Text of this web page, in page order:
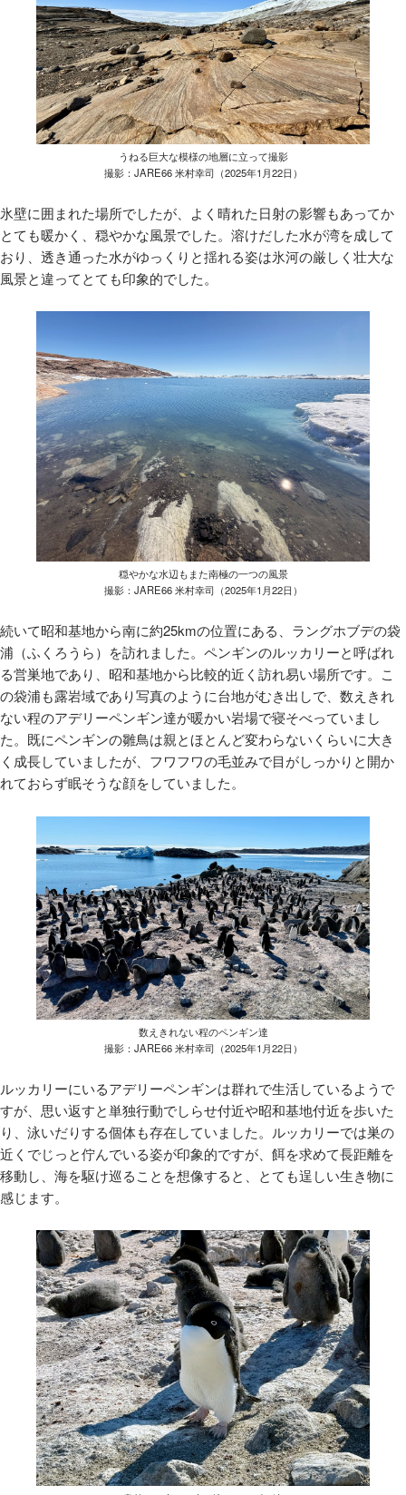
うねる巨大な模様の地層に立って撮影
撮影：JARE66 米村幸司（2025年1月22日）
氷壁に囲まれた場所でしたが、よく晴れた日射の影響もあってか
とても暖かく、穏やかな風景でした。溶けだした水が湾を成して
おり、透き通った水がゆっくりと揺れる姿は氷河の厳しく壮大な
風景と違ってとても印象的でした。
穏やかな水辺もまた南極の一つの風景
撮影：JARE66 米村幸司（2025年1月22日）
続いて昭和基地から南に約25kmの位置にある、ラングホブデの袋
浦（ふくろうら）を訪れました。ペンギンのルッカリーと呼ばれ
る営巣地であり、昭和基地から比較的近く訪れ易い場所です。こ
の袋浦も露岩域であり写真のように台地がむき出しで、数えきれ
ない程のアデリーペンギン達が暖かい岩場で寝そべっていまし
た。既にペンギンの雛鳥は親とほとんど変わらないくらいに大き
く成長していましたが、フワフワの毛並みで目がしっかりと開か
れておらず眠そうな顔をしていました。
数えきれない程のペンギン達
撮影：JARE66 米村幸司（2025年1月22日）
ルッカリーにいるアデリーペンギンは群れで生活しているようで
すが、思い返すと単独行動でしらせ付近や昭和基地付近を歩いた
り、泳いだりする個体も存在していました。ルッカリーでは巣の
近くでじっと佇んでいる姿が印象的ですが、餌を求めて長距離を
移動し、海を駆け巡ることを想像すると、とても逞しい生き物に
感じます。